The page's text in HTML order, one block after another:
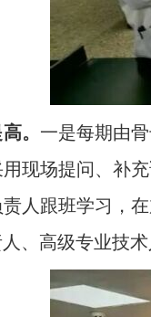
。 一是每期由
现场提问、补
人跟班学习，
、高级专业技